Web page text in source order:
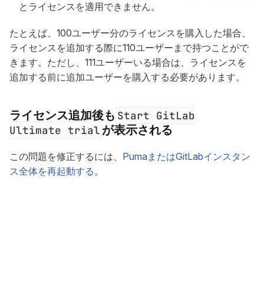
とライセンスを適用できません。
たとえば、100ユーザー分のライセンスを購入した場合、
ライセンスを追加する際に110ユーザーまで持つことがで
きます。ただし、111ユーザーいる場合は、ライセンスを
追加する前に追加ユーザーを購入する必要があります。
ライセンス追加後も Start GitLab
Ultimate trial が表示される
この問題を修正するには、 PumaまたはGitLabインスタン
ス全体を再起動する。